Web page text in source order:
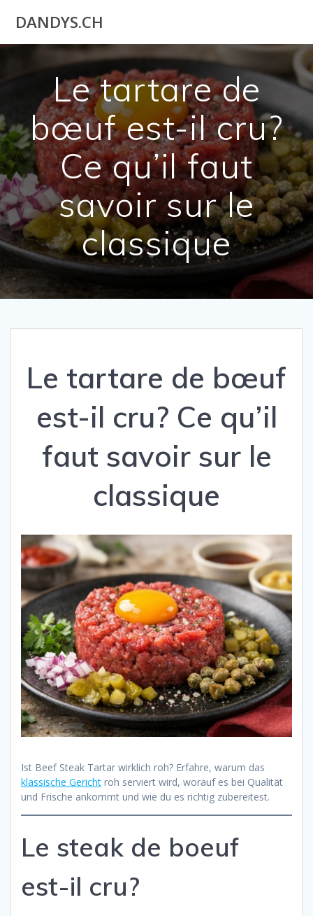
DANDYS.CH
Le tartare de
bœuf est-il cru?
Ce qu’il faut
savoir sur le
classique
Le tartare de bœuf
est-il cru? Ce qu’il
faut savoir sur le
classique
Ist Beef Steak Tartar wirklich roh? Erfahre, warum das
klassische Gericht roh serviert wird, worauf es bei Qualität
und Frische ankommt und wie du es richtig zubereitest.
Le steak de boeuf
est-il cru?